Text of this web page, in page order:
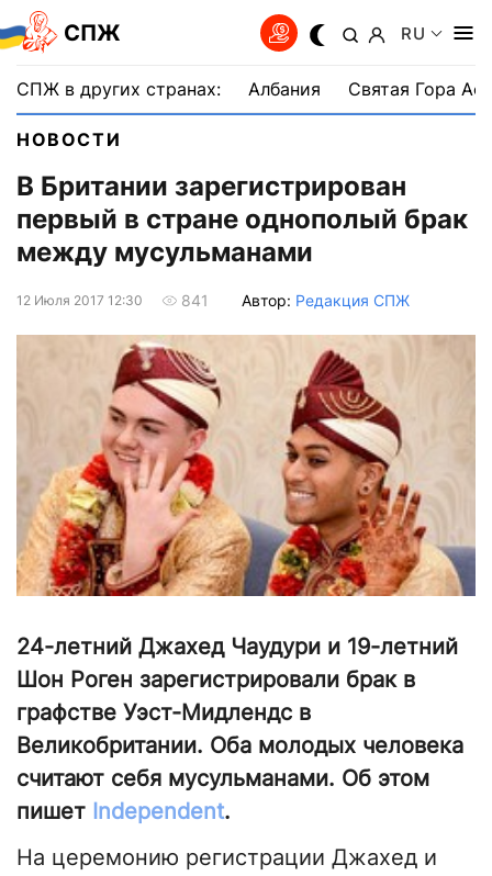
СПЖ RU
СПЖ в других странах: Албания Святая Гора
НОВОСТИ
В Британии зарегистрирован
первый в стране однополый брак
между мусульманами
12 Июля 2017 12:30 841 Автор: Редакция СПЖ
24-летний Джахед Чаудури и 19-летний
Шон Роген зарегистрировали брак в
графстве Уэст-Мидлендс в
Великобритании. Оба молодых человека
считают себя мусульманами. Об этом
пишет Independent.
На церемонию регистрации Джахед и